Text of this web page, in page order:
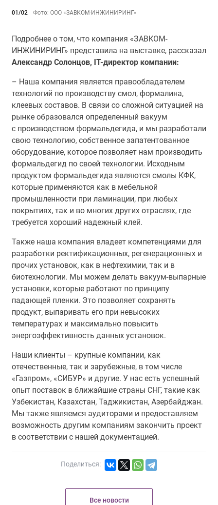
01/02 Фото: ООО «ЗАВКОМ-ИНЖИНИРИНГ»
Подробнее о том, что компания «ЗАВКОМ-
ИНЖИНИРИНГ» представила на выставке, рассказал
Александр Солонцов, IT-директор компании:
– Наша компания является правообладателем
технологий по производству смол, формалина,
клеевых составов. В связи со сложной ситуацией на
рынке образовался определенный вакуум
с производством формальдегида, и мы разработали
свою технологию, собственное запатентованное
оборудование, которое позволяет нам производить
формальдегид по своей технологии. Исходным
продуктом формальдегида являются смолы КФК,
которые применяются как в мебельной
промышленности при ламинации, при любых
покрытиях, так и во многих других отраслях, где
требуется хороший надежный клей.
Также наша компания владеет компетенциями для
разработки ректификационных, регенерационных и
прочих установок, как в нефтехимии, так и в
биотехнологии. Мы можем делать вакуум-выпарные
установки, которые работают по принципу
падающей пленки. Это позволяет сохранять
продукт, выпаривать его при невысоких
температурах и максимально повысить
энергоэффективность данных установок.
Наши клиенты – крупные компании, как
отечественные, так и зарубежные, в том числе
«Газпром», «СИБУР» и другие. У нас есть успешный
опыт поставок в ближайшие страны СНГ, такие как
Узбекистан, Казахстан, Таджикистан, Азербайджан.
Мы также являемся аудиторами и предоставляем
возможность другим компаниям закончить проект
в соответствии с нашей документацией.
Поделиться:
Все новости